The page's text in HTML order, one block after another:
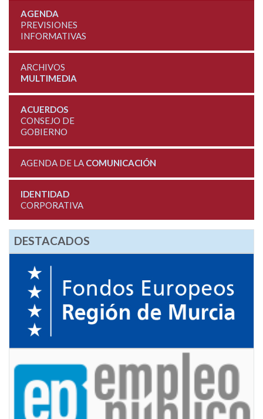
AGENDA
PREVISIONES
INFORMATIVAS
ARCHIVOS
MULTIMEDIA
ACUERDOS
CONSEJO DE
GOBIERNO
AGENDA DE LA COMUNICACIÓN
IDENTIDAD
CORPORATIVA
DESTACADOS